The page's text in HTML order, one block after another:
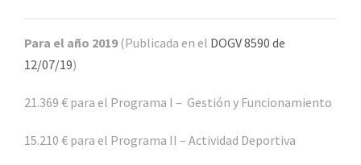
Para el año 2019(Publicada en el DOGV 8590 de
12/07/19)
21.369 € para el Programa I – Gestión y Funcionamiento
15.210 € para el Programa II – Actividad Deportiva